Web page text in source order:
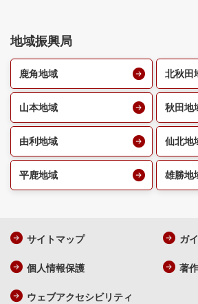
地域振興局
鹿角地域 北秋田
山本地域 秋田地
由利地域 仙北地
平鹿地域 雄勝地
サイトマップ ガ
個人情報保護 著
ウェブアクセシビリティ